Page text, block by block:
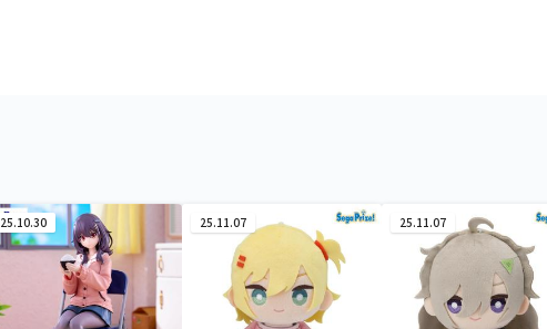
25.10.30 25.11.07 25.11.07